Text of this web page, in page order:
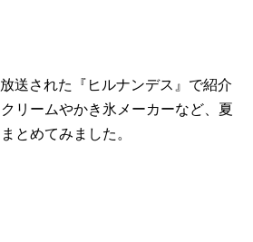
送された『ヒルナンデス』で紹介
リームやかき氷メーカーなど、夏
とめてみました。